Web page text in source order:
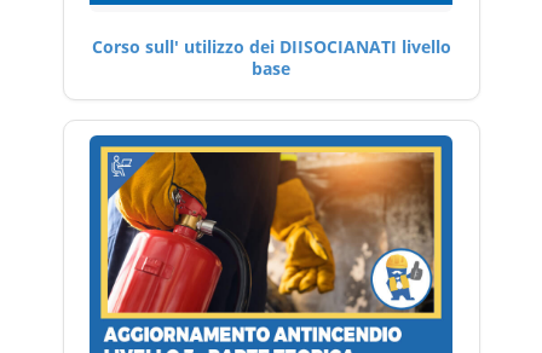
Corso sull' utilizzo dei DIISOCIANATI livello
base